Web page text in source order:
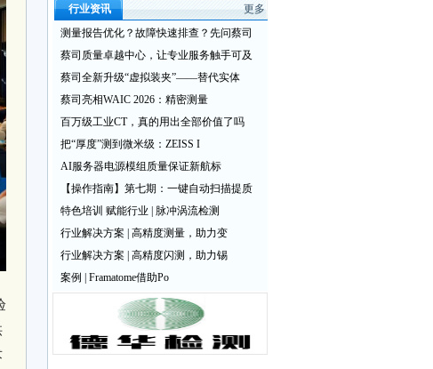
行业资讯
更多
测量报告优化？故障快速排查？先问蔡司
蔡司质量卓越中心，让专业服务触手可及
蔡司全新升级“虚拟装夹”——替代实体
蔡司亮相WAIC 2026：精密测量
百万级工业CT，真的用出全部价值了吗
把“厚度”测到微米级：ZEISS I
AI服务器电源模组质量保证新航标
【操作指南】第七期：一键自动扫描提质
特色培训 赋能行业 | 脉冲涡流检测
行业解决方案 | 高精度测量，助力变
行业解决方案 | 高精度闪测，助力锡
案例 | Framatome借助Po